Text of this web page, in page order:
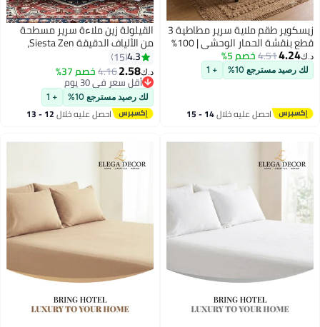
زيسكوير طقم ملاية سرير مطاطية 3
قطع بنقشة الحمار الوحشي | 100%
يشمل شرشف مطاطي + غطائي
وسادة | متوفر بمقاسات كينج
د.ك‏4.24
4.51خصم 5%
لك رصيد مسترجع 10% + 1
احصل عليه خلال 14 - 15
اغسطس
6
القيلولة زين ملاءة سرير مسطحة
من الألياف الدقيقة Siesta Zen،
ناعمة للغاية وجيدة التهوية، خفيفة
الوزن، مقاومة للتجاعيد ومتينة،
بجودة فنادق، سهلة العناية،
للاستخدام في جميع المواسم
(فردي/مزدوج/كوين/كينج)
4.3
15
د.ك‏2.58
4.16خصم 37%
أقل سعر في 30 يوم
أقل سعر في 30 يوم
لك رصيد مسترجع 10% + 1
احصل عليه خلال 12 - 13
اغسطس